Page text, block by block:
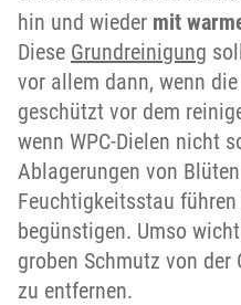
hin und wieder mit
Diese Grundreinigung
vor allem dann, wenn
geschützt vor dem
wenn WPC-Dielen nicht
Ablagerungen von
Feuchtigkeitsstau
begünstigen. Umso
groben Schmutz von der
zu entfernen.